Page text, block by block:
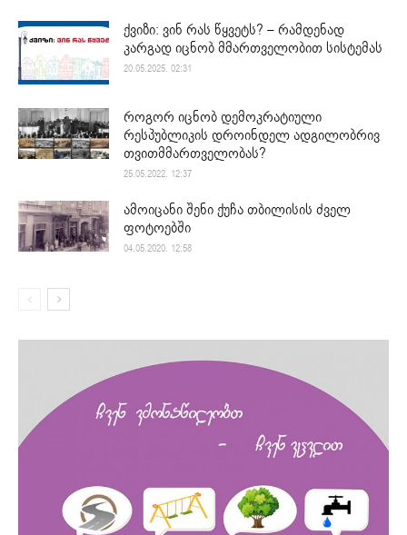
ქვიზი: ვინ რას წყვეტს? – რამდენად
კარგად იცნობ მმართველობით სისტემას
20.05.2025. 02:31
როგორ იცნობ დემოკრატიული
რესპუბლიკის დროინდელ ადგილობრივ
თვითმმართველობას?
25.05.2022. 12:37
ამოიცანი შენი ქუჩა თბილისის ძველ
ფოტოებში
04.05.2020. 12:58